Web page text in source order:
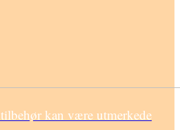
kan være utmerkede